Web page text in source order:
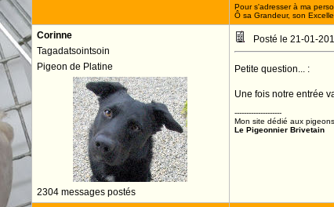
Pour s'adresser à ma
Ô sa Grandeur, son
Corinne
Tagadatsointsoin
Pigeon de Platine
2304 messages postés
Posté le 21-01-
Petite question... :
Une fois notre entrée
--------------------
Mon site dédié aux
Le Pigeonnier Brivetain